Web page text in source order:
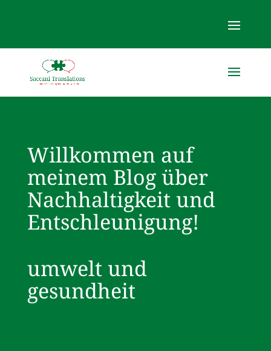
Willkommen auf
meinem Blog über
Nachhaltigkeit und
Entschleunigung!
umwelt und
gesundheit